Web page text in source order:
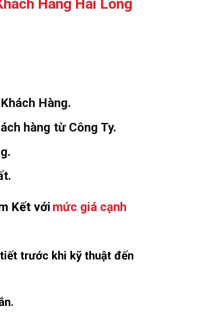
Hàng Hài Lòng
Hàng.
hàng từ Công Ty.
Kết với mức giá cạnh
trước khi kỹ thuật đến